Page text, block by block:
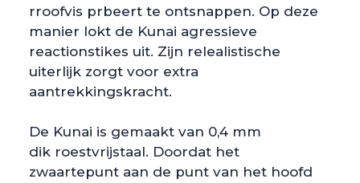
rroofvis prbeert te ontsnappen. Op deze
manier lokt de Kunai agressieve
reactionstikes uit. Zijn relealistische
uiterlijk zorgt voor extra
aantrekkingskracht.
De Kunai is gemaakt van 0,4 mm
dik roestvrijstaal. Doordat het
zwaartepunt aan de punt van het hoofd